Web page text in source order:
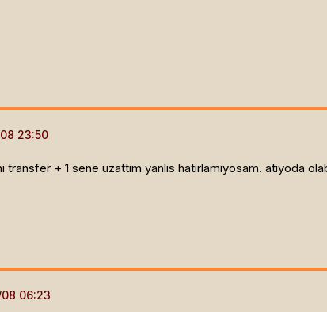
transfer + 1 sene uzattim yanlis hatirlamiyosam. atiyoda